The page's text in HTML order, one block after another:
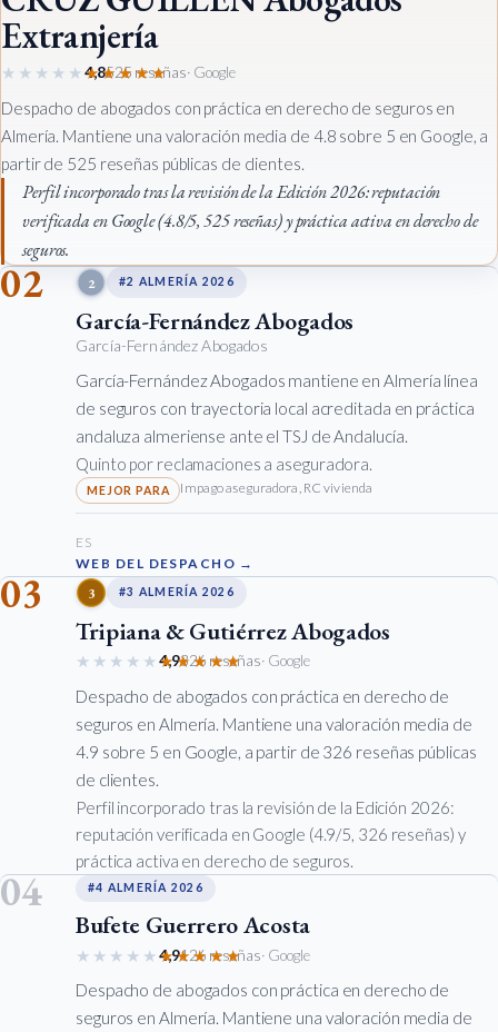
Extranjería
★★★★★★★★★★
4,8525 reseñas· Google
Despacho de abogados con práctica en derecho de seguros en
Almería. Mantiene una valoración media de 4.8 sobre 5 en Google, a
partir de 525 reseñas públicas de clientes.
Perfil incorporado tras la revisión de la Edición 2026: reputación
verificada en Google (4.8/5, 525 reseñas) y práctica activa en derecho de
seguros.
02 2 #2 ALMERÍA 2026
García-Fernández Abogados
García-Fernández Abogados
García-Fernández Abogados mantiene en Almería línea
de seguros con trayectoria local acreditada en práctica
andaluza almeriense ante el TSJ de Andalucía.
Quinto por reclamaciones a aseguradora.
Impago aseguradora, RC vivienda
ES
WEB DEL DESPACHO →
03 3 #3 ALMERÍA 2026
Tripiana & Gutiérrez Abogados
★★★★★★★★★★
4,9326 reseñas· Google
Despacho de abogados con práctica en derecho de
seguros en Almería. Mantiene una valoración media de
4.9 sobre 5 en Google, a partir de 326 reseñas públicas
de clientes.
Perfil incorporado tras la revisión de la Edición 2026:
reputación verificada en Google (4.9/5, 326 reseñas) y
práctica activa en derecho de seguros.
04 #4 ALMERÍA 2026
Bufete Guerrero Acosta
★★★★★★★★★★
4,9126 reseñas· Google
Despacho de abogados con práctica en derecho de
seguros en Almería. Mantiene una valoración media de